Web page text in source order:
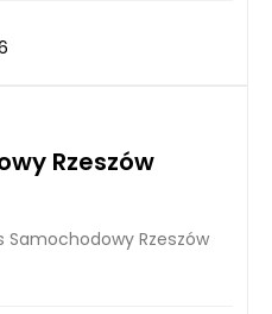
Rzeszów
Samochodowy Rzeszów